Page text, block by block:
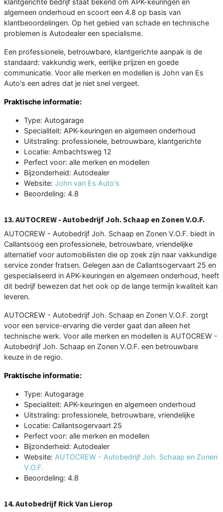
algemeen onderhoud en scoort een 4.8 op basis van
klantbeoordelingen. Op het gebied van schade en technische
problemen is Autodealer een specialisme.
Een professionele, betrouwbare, klantgerichte aanpak is de
standaard: vakkundig werk, eerlijke prijzen en goede
communicatie. Voor alle merken en modellen is John van Es
Auto's een adres dat je niet snel vergeet.
Praktische informatie:
Type: Autogarage
Specialiteit: APK-keuringen en algemeen onderhoud
Uitstraling: professionele, betrouwbare, klantgerichte
Locatie: Ambachtsweg 12
Perfect voor: alle merken en modellen
Bijzonderheid: Autodealer
Website: John van Es Auto's
Beoordeling: 4.8
13. AUTOCREW - Autobedrijf Joh. Schaap en Zonen V.O.F.
AUTOCREW - Autobedrijf Joh. Schaap en Zonen V.O.F. biedt in
Callantsoog een professionele, betrouwbare, vriendelijke
alternatief voor automobilisten die op zoek zijn naar vakkundige
service zonder fratsen. Gelegen aan de Callantsogervaart 25 en
gespecialiseerd in APK-keuringen en algemeen onderhoud, heeft
dit bedrijf bewezen dat het ook op de lange termijn kwaliteit kan
leveren.
AUTOCREW - Autobedrijf Joh. Schaap en Zonen V.O.F. zorgt
voor een service-ervaring die verder gaat dan alleen het
technische werk. Voor alle merken en modellen is AUTOCREW -
Autobedrijf Joh. Schaap en Zonen V.O.F. een betrouwbare
keuze in de regio.
Praktische informatie:
Type: Autogarage
Specialiteit: APK-keuringen en algemeen onderhoud
Uitstraling: professionele, betrouwbare, vriendelijke
Locatie: Callantsogervaart 25
Perfect voor: alle merken en modellen
Bijzonderheid: Autodealer
Website: AUTOCREW - Autobedrijf Joh. Schaap en Zonen
V.O.F.
Beoordeling: 4.8
14. Autobedrijf Rick Van Lierop